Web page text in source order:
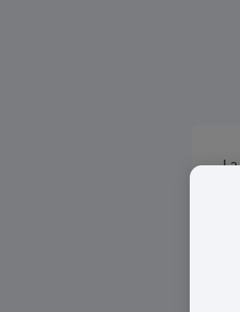
La
Il